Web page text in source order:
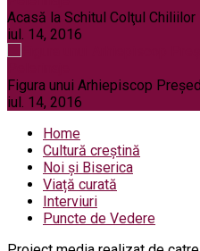
Acasă la Schitul Colţul Chiliilor
iul. 14, 2016
Figura unui Arhiepiscop
iul. 14, 2016
Home
Cultură creștină
Noi și Biserica
Viață curată
Interviuri
Puncte de Vedere